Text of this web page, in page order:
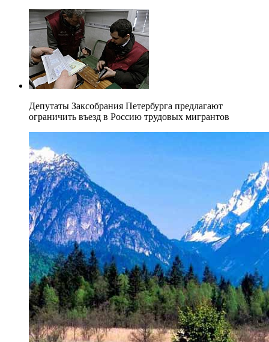
Депутаты Заксобрания Петербурга предлагают
ограничить въезд в Россию трудовых мигрантов